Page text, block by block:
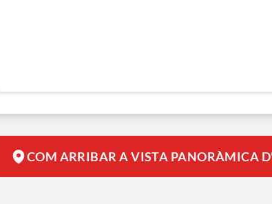
COM ARRIBAR A VISTA PANORÀMICA